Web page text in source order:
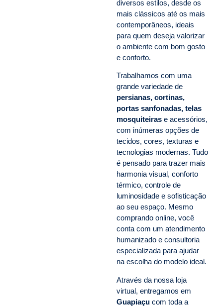
diversos estilos, desde os
mais clássicos até os mais
contemporâneos, ideais
para quem deseja valorizar
o ambiente com bom gosto
e conforto.
Trabalhamos com uma
grande variedade de
persianas, cortinas,
portas sanfonadas, telas
mosquiteiras e acessórios,
com inúmeras opções de
tecidos, cores, texturas e
tecnologias modernas. Tudo
é pensado para trazer mais
harmonia visual, conforto
térmico, controle de
luminosidade e sofisticação
ao seu espaço. Mesmo
comprando online, você
conta com um atendimento
humanizado e consultoria
especializada para ajudar
na escolha do modelo ideal.
Através da nossa loja
virtual, entregamos em
Guapiaçu com toda a